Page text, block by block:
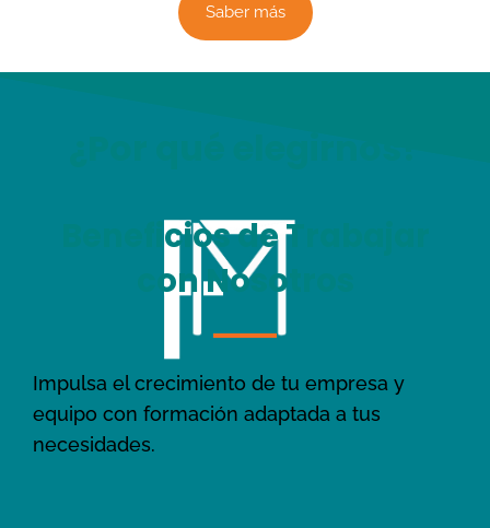
Saber más
Beneficios de Trabajar
con Nosotros
Impulsa el crecimiento de tu empresa y
equipo con formación adaptada a tus
necesidades.